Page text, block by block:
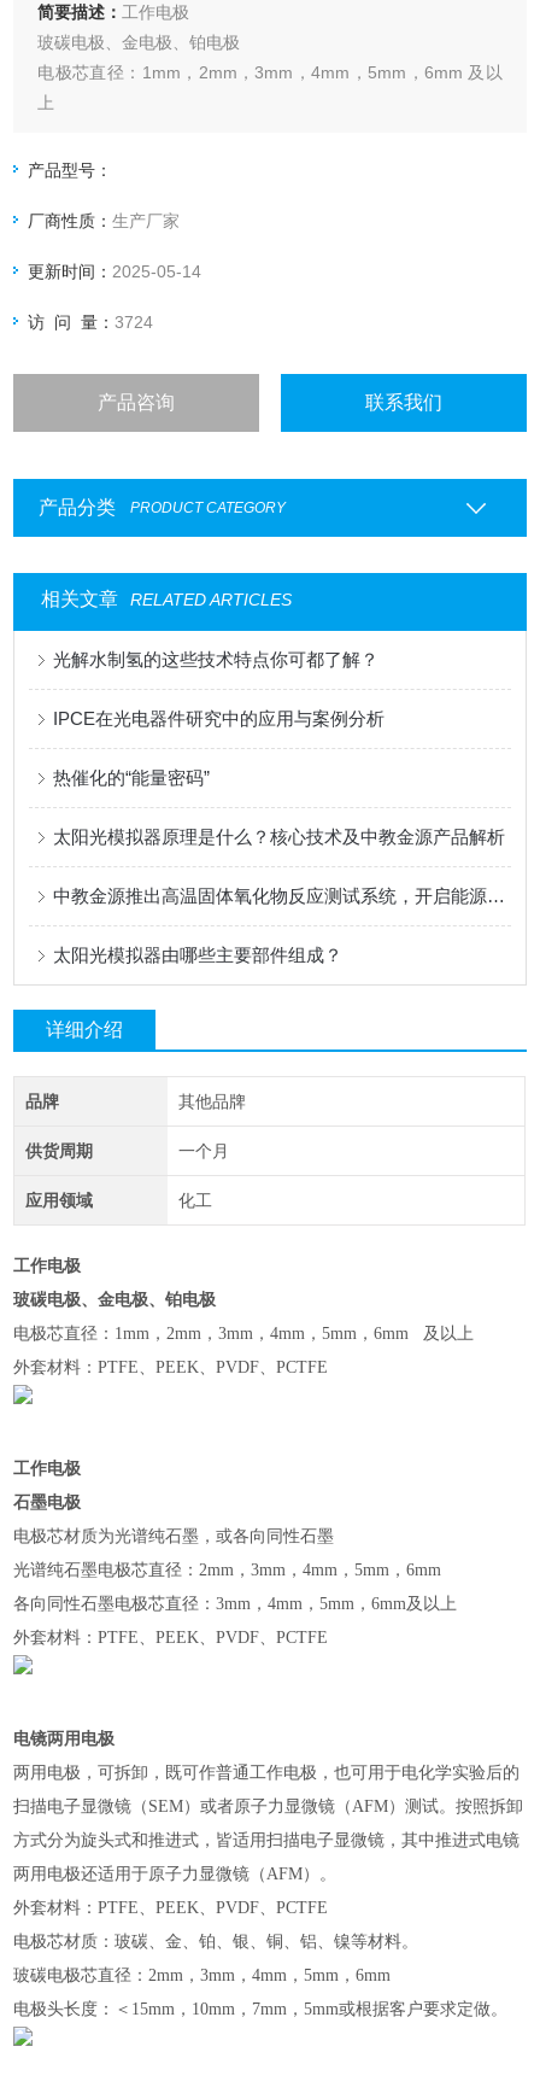
简要描述： 工作电极
玻碳电极、金电极、铂电极
电极芯直径：1mm，2mm，3mm，4mm，5mm，6mm 及以
上
产品型号：
厂商性质：生产厂家
更新时间： 2025-05-14
访 问 量：3724
产品咨询 联系我们
产品分类 PRODUCT CATEGORY
相关文章 RELATED ARTICLES
光解水制氢的这些技术特点你可都了解？
IPCE在光电器件研究中的应用与案例分析
热催化的“能量密码”
太阳光模拟器原理是什么？核心技术及中教金源产品解析
中教金源推出高温固体氧化物反应测试系统，开启能源转化新篇章
太阳光模拟器由哪些主要部件组成？
详细介绍
品牌 其他品牌
供货周期 一个月
应用领域 化工
工作电极
玻碳电极、金电极、铂电极
电极芯直径：1mm，2mm，3mm，4mm，5mm，6mm 及以上
外套材料：PTFE、PEEK、PVDF、PCTFE
工作电极
石墨电极
电极芯材质为光谱纯石墨，或各向同性石墨
光谱纯石墨电极芯直径：2mm，3mm，4mm，5mm，6mm
各向同性石墨电极芯直径：3mm，4mm，5mm，6mm及以上
外套材料：PTFE、PEEK、PVDF、PCTFE
电镜两用电极
两用电极，可拆卸，既可作普通工作电极，也可用于电化学实验后的
扫描电子显微镜（SEM）或者原子力显微镜（AFM）测试。按照拆卸
方式分为旋头式和推进式，皆适用扫描电子显微镜，其中推进式电镜
两用电极还适用于原子力显微镜（AFM）。
外套材料：PTFE、PEEK、PVDF、PCTFE
电极芯材质：玻碳、金、铂、银、铜、铝、镍等材料。
玻碳电极芯直径：2mm，3mm，4mm，5mm，6mm
电极头长度：＜15mm，10mm，7mm，5mm或根据客户要求定做。